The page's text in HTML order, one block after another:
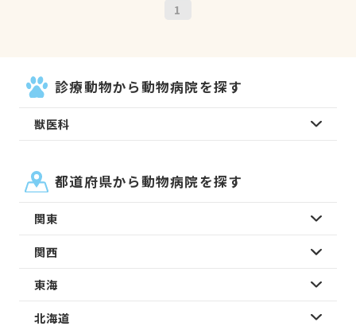
1
診療動物から動物病院を探す
獣医科
都道府県から動物病院を探す
関東
関西
東海
北海道